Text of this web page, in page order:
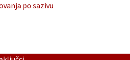
po sazivu